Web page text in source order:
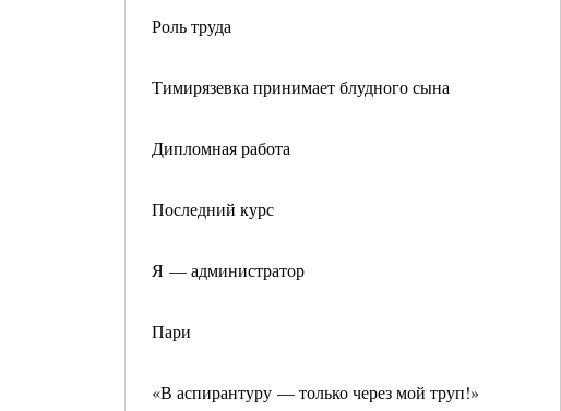
Роль труда
Тимирязевка принимает блудного сына
Дипломная работа
Последний курс
Я — администратор
Пари
«В аспирантуру — только через мой труп!»